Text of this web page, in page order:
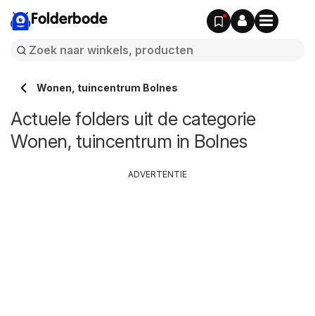
Folderbode
Wonen, tuincentrum Bolnes
Actuele folders uit de categorie
Wonen, tuincentrum in Bolnes
ADVERTENTIE